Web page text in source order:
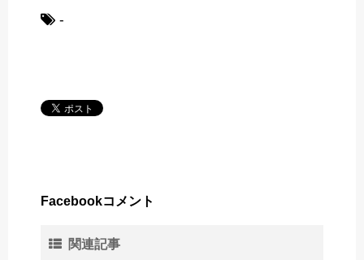
-
Facebookコメント
関連記事